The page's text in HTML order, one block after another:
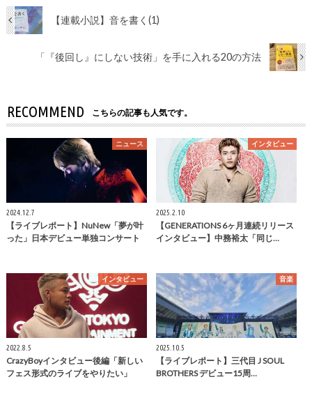
【連載小説】音を書く(1)
「『後回し』にしない技術」を手に入れる20の方法
RECOMMEND こちらの記事も人気です。
ニュース
2024.12.7
【ライブレポート】NuNew「夢が叶
った」日本デビュー単独コンサート
インタビュー
2025.2.10
【GENERATIONS 6ヶ月連続リリース
インタビュー】中務裕太「同じ…
インタビュー
2022.8.5
CrazyBoyインタビュー後編「新しい
フェス形式のライブをやりたい」
音楽
2025.10.5
【ライブレポート】三代目 J SOUL
BROTHERS デビュー15周…